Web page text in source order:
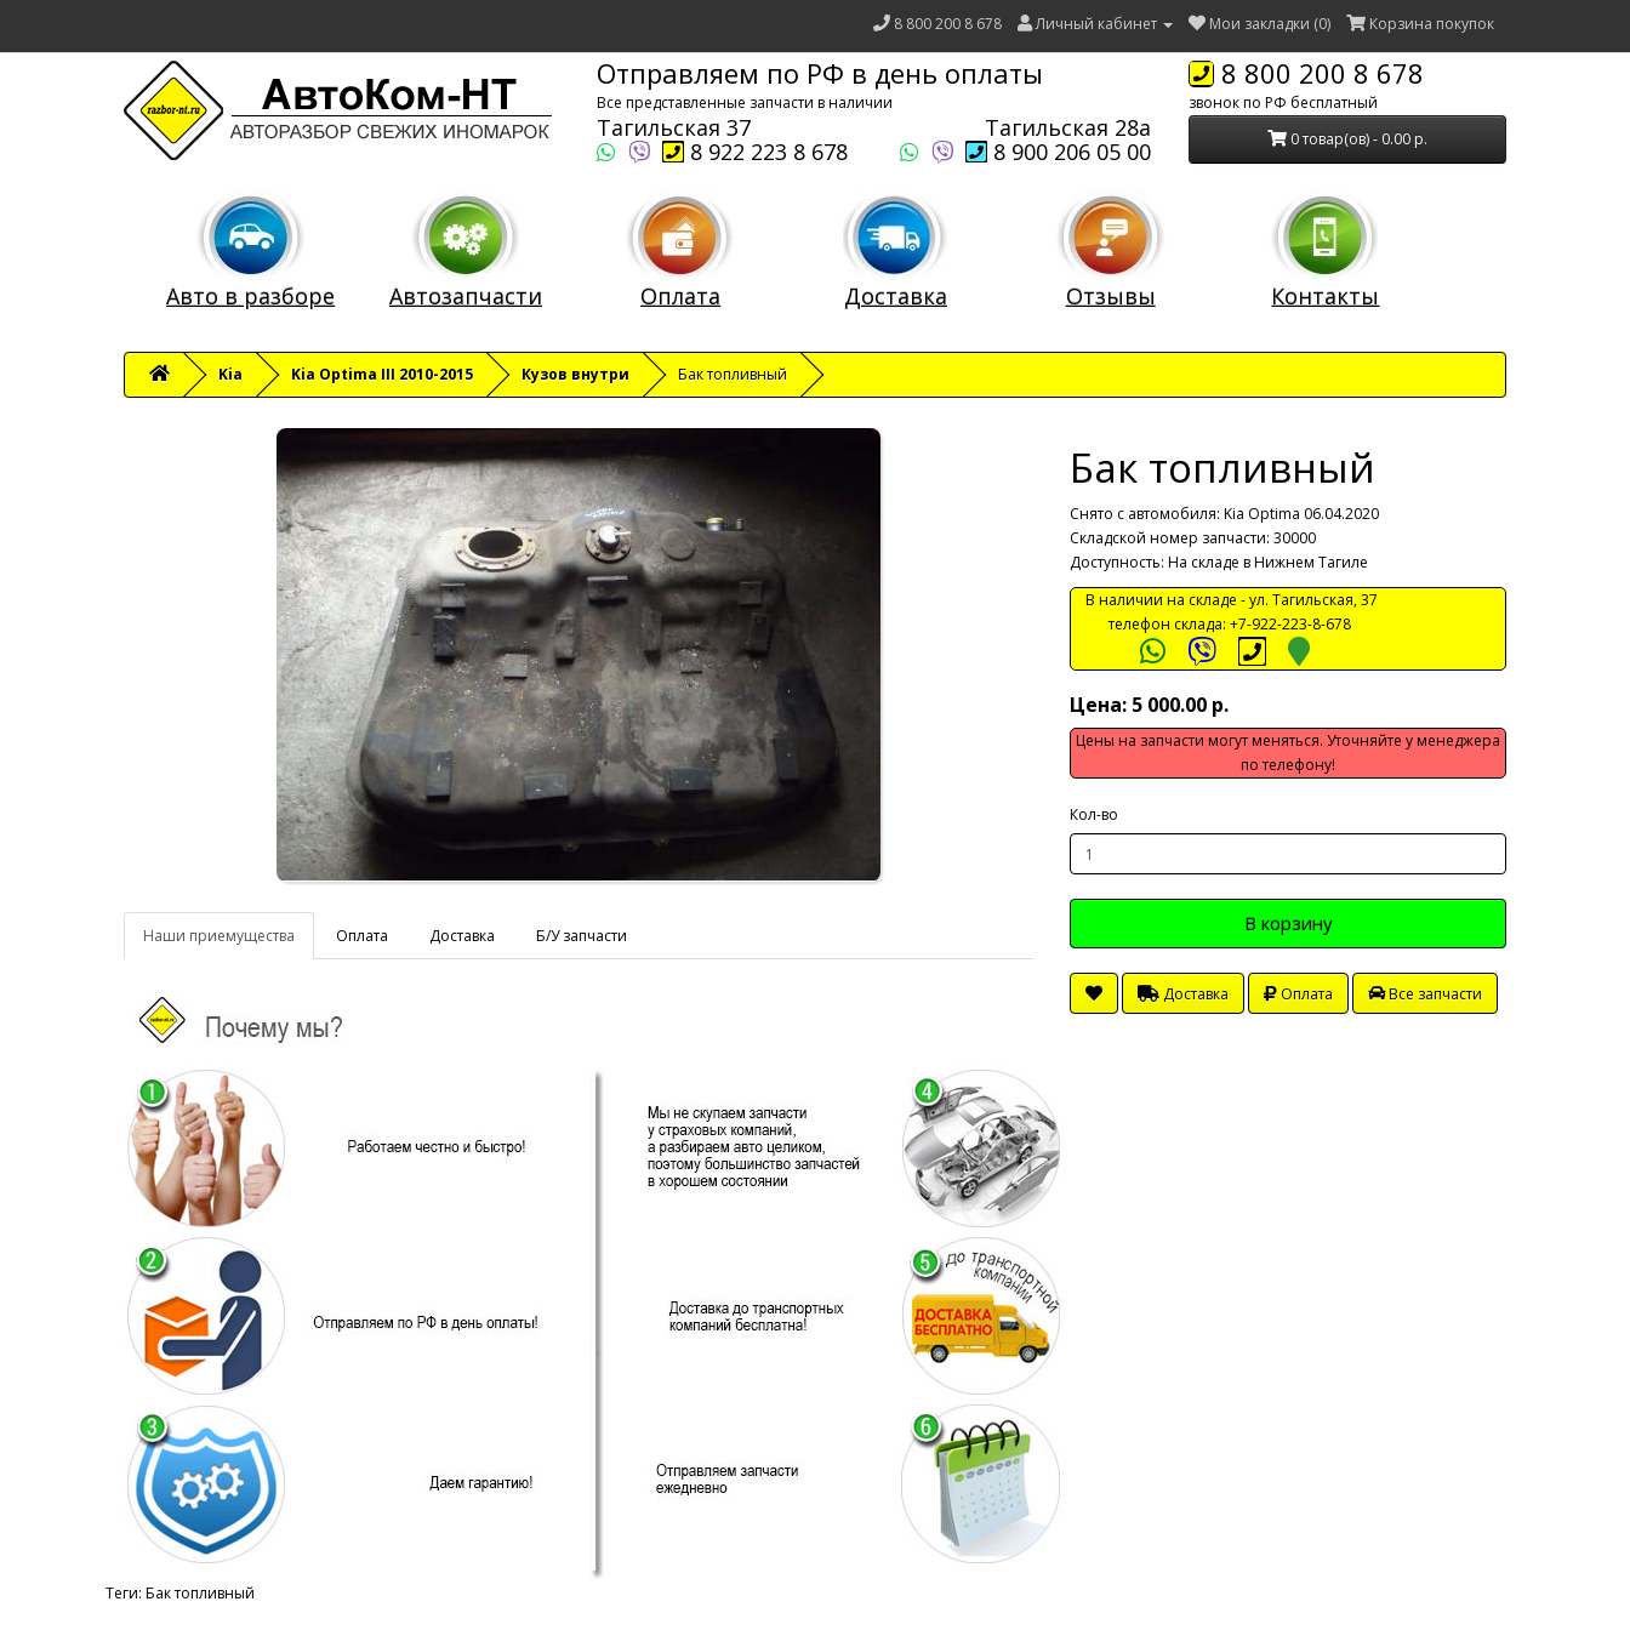
8 800 200 8 678 Личный кабинет Мои закладки (0) Корзина покупок
Отправляем по РФ в день оплаты
Все представленные запчасти в наличии
Тагильская 37
Тагильская 28а
8 922 223 8 678
8 900 206 05 00
8 800 200 8 678
звонок по РФ бесплатный
0 товар(ов) - 0.00 р.
Авто в разборе Автозапчасти Оплата Доставка Отзывы Контакты
Kia Kia Optima III 2010-2015 Кузов внутри Бак топливный
Наши приемущества Оплата Доставка Б/У запчасти
Бак топливный
Снято с автомобиля: Kia Optima 06.04.2020
Складской номер запчасти: 30000
Доступность: На складе в Нижнем Тагиле
В наличии на складе -ул. Тагильская, 37
телефон склада: +7-922-223-8-678
Цена: 5 000.00 р.
Цены на запчасти могут меняться. Уточняйте у менеджера
по телефону!
Кол-во
В корзину
Доставка Оплата Все запчасти
Теги: Бак топливный